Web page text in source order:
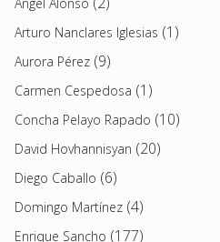
Arturo Nanclares Iglesias (1)
Aurora Pérez (9)
Carmen Cespedosa (1)
Concha Pelayo Rapado (10)
David Hovhannisyan (20)
Diego Caballo (6)
Domingo Martínez (4)
Enrique Sancho (177)